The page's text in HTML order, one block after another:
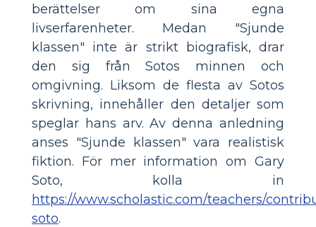
berättelser om sina egna
livserfarenheter. Medan "Sjunde
klassen" inte är strikt biografisk, drar
den sig från Sotos minnen och
omgivning. Liksom de flesta av Sotos
skrivning, innehåller den detaljer som
speglar hans arv. Av denna anledning
anses "Sjunde klassen" vara realistisk
fiktion. För mer information om Gary
Soto, kolla in
https://www.scholastic.com/teachers/
soto.